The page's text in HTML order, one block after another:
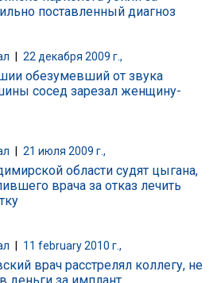
поставленный диагноз
22 декабря 2009 г.,
обезумевший от звука
сосед зарезал женщину-
21 июля 2009 г.,
области судят цыгана,
врача за отказ лечить
11 february 2010 г.,
врач расстрелял коллегу, не